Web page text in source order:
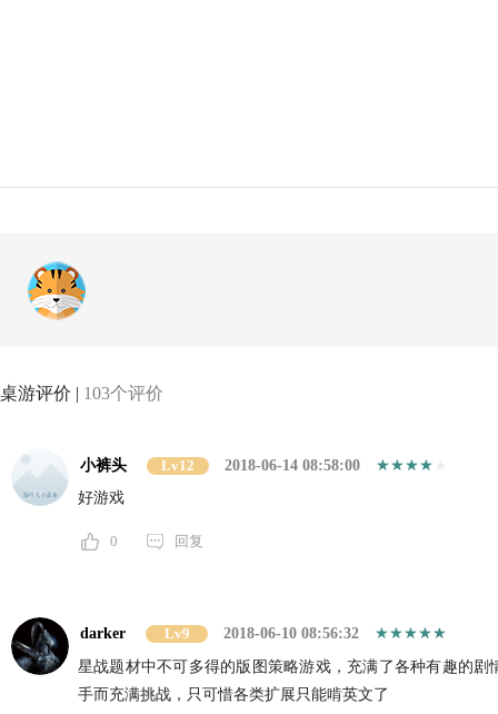
桌游评价 | 103个评价
小裤头 Lv12
2018-06-14 08:58:00
好游戏
0 回复
darker Lv9
2018-06-10 08:56:32
星战题材中不可多得的版图策略游戏，充满了各种有趣的
手而充满挑战，只可惜各类扩展只能啃英文了